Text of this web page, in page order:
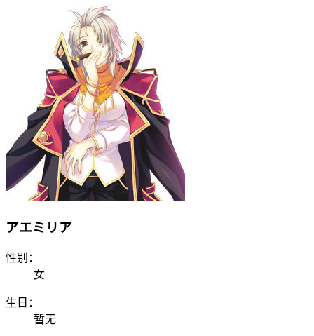
アエミリア
性别：
女
生日：
暂无